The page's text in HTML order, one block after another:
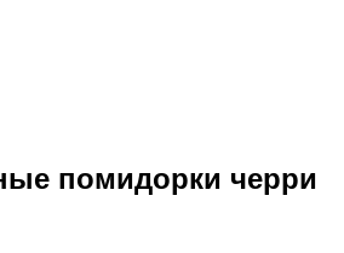
помидорки черри